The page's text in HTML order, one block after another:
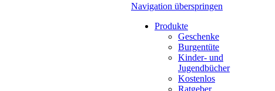
Navigation überspringen
Produkte
Geschenke
Burgentüte
Kinder- und
Jugendbücher
Kostenlos
Ratgeber